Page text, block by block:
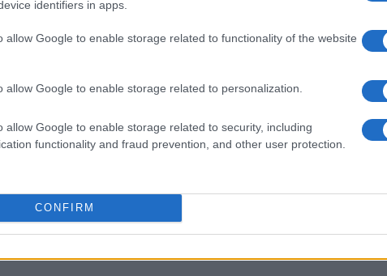
identifiers in apps.
allow Google to enable storage related to functionality of the website
allow Google to enable storage related to personalization.
allow Google to enable storage related to security, including
functionality and fraud prevention, and other user protection.
CONFIRM
è un tributo al buon cibo e alla convivialità:
gli amici per provarlo insieme?<\/p>